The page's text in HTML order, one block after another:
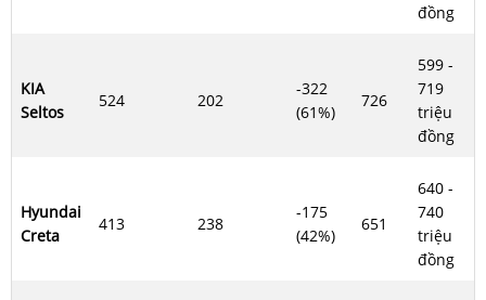
đồng
KIA
Seltos
524 202
-322
(61%)
726
599 -
719
triệu
đồng
Hyundai
Creta
413 238
-175
(42%)
651
640 -
740
triệu
đồng